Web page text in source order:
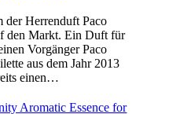
der Herrenduft Paco
den Markt. Ein Duft für
Vorgänger Paco
aus dem Jahr 2013
einen…